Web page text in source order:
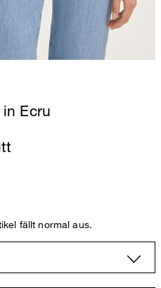
Ecru
fällt normal aus.